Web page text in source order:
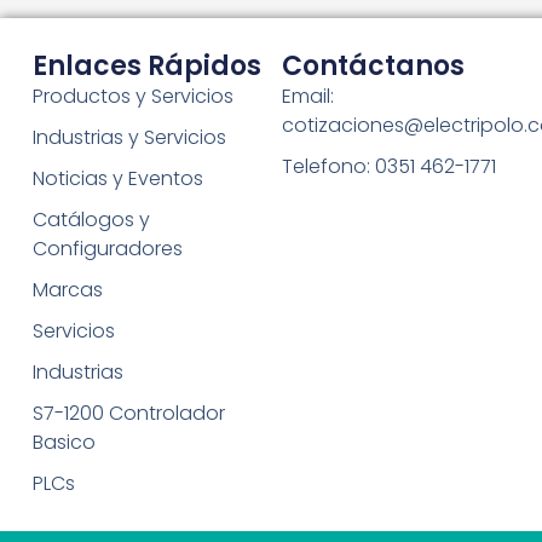
Enlaces Rápidos
Productos y Servicios
Industrias y Servicios
Noticias y Eventos
Catálogos y
Configuradores
Marcas
Servicios
Industrias
S7-1200 Controlador
Basico
PLCs
Contáctanos
Email:
Telefono: 0351 462-1771